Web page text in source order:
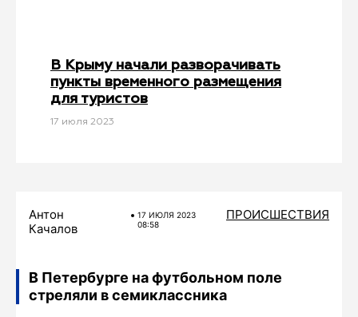
В Крыму начали разворачивать
пункты временного размещения
для туристов
17 июля 2023
Антон
Качалов
17 ИЮЛЯ 2023
08:58
ПРОИСШЕСТВИЯ
В Петербурге на футбольном поле
стреляли в семиклассника